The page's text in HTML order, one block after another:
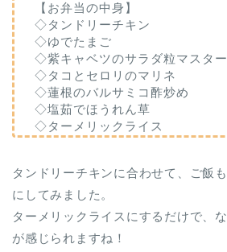
【お弁当の中身】
◇タンドリーチキン
◇ゆでたまご
◇紫キャベツのサラダ粒マスター
◇タコとセロリのマリネ
◇蓮根のバルサミコ酢炒め
◇塩茹でほうれん草
◇ターメリックライス
タンドリーチキンに合わせて、ご飯
にしてみました。
ターメリックライスにするだけで、
が感じられますね！